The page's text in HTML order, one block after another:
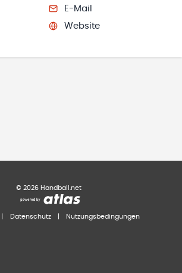
E-Mail
Website
© 2026 Handball.net
Datenschutz Nutzungsbedingungen